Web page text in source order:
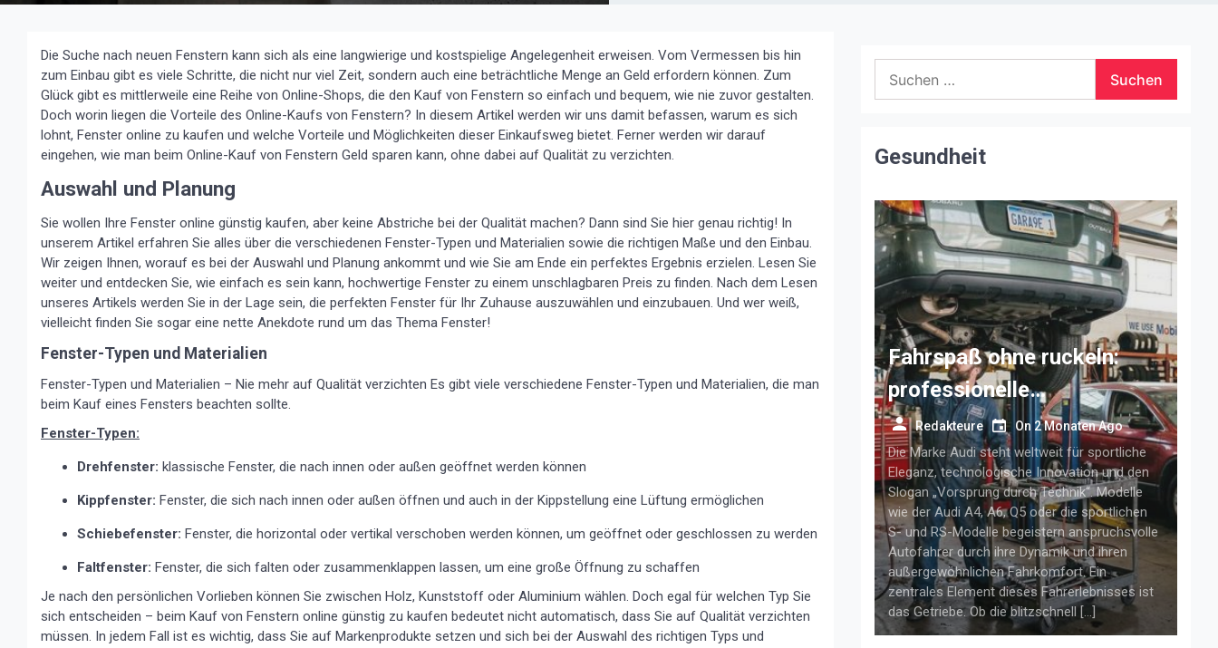
Die Suche nach neuen Fenstern kann sich als eine langwierige und kostspielige Angelegenheit erweisen. Vom Vermessen bis hin
zum Einbau gibt es viele Schritte, die nicht nur viel Zeit, sondern auch eine beträchtliche Menge an Geld erfordern können. Zum
Glück gibt es mittlerweile eine Reihe von Online-Shops, die den Kauf von Fenstern so einfach und bequem, wie nie zuvor gestalten.
Doch worin liegen die Vorteile des Online-Kaufs von Fenstern? In diesem Artikel werden wir uns damit befassen, warum es sich
lohnt, Fenster online zu kaufen und welche Vorteile und Möglichkeiten dieser Einkaufsweg bietet. Ferner werden wir darauf
eingehen, wie man beim Online-Kauf von Fenstern Geld sparen kann, ohne dabei auf Qualität zu verzichten.
Auswahl und Planung
Sie wollen Ihre Fenster online günstig kaufen, aber keine Abstriche bei der Qualität machen? Dann sind Sie hier genau richtig! In
unserem Artikel erfahren Sie alles über die verschiedenen Fenster-Typen und Materialien sowie die richtigen Maße und den Einbau.
Wir zeigen Ihnen, worauf es bei der Auswahl und Planung ankommt und wie Sie am Ende ein perfektes Ergebnis erzielen. Lesen Sie
weiter und entdecken Sie, wie einfach es sein kann, hochwertige Fenster zu einem unschlagbaren Preis zu finden. Nach dem Lesen
unseres Artikels werden Sie in der Lage sein, die perfekten Fenster für Ihr Zuhause auszuwählen und einzubauen. Und wer weiß,
vielleicht finden Sie sogar eine nette Anekdote rund um das Thema Fenster!
Fenster-Typen und Materialien
Fenster-Typen und Materialien – Nie mehr auf Qualität verzichten Es gibt viele verschiedene Fenster-Typen und Materialien, die man
beim Kauf eines Fensters beachten sollte.
Fenster-Typen:
Drehfenster: klassische Fenster, die nach innen oder außen geöffnet werden können
Kippfenster: Fenster, die sich nach innen oder außen öffnen und auch in der Kippstellung eine Lüftung ermöglichen
Schiebefenster: Fenster, die horizontal oder vertikal verschoben werden können, um geöffnet oder geschlossen zu werden
Faltfenster: Fenster, die sich falten oder zusammenklappen lassen, um eine große Öffnung zu schaffen
Je nach den persönlichen Vorlieben können Sie zwischen Holz, Kunststoff oder Aluminium wählen. Doch egal für welchen Typ Sie
sich entscheiden – beim Kauf von Fenstern online günstig zu kaufen bedeutet nicht automatisch, dass Sie auf Qualität verzichten
müssen. In jedem Fall ist es wichtig, dass Sie auf Markenprodukte setzen und sich bei der Auswahl des richtigen Typs und
nach:
Gesundheit
Fahrspaß ohne ruckeln:
professionelle
getriebelösungen für
anspruchsvolle audi-fahrer
Redakteure On 2 Monaten Ago
Die Marke Audi steht weltweit für sportliche
Eleganz, technologische Innovation und den
Slogan „Vorsprung durch Technik“. Modelle
wie der Audi A4, A6, Q5 oder die sportlichen
S- und RS-Modelle begeistern anspruchsvolle
Autofahrer durch ihre Dynamik und ihren
außergewöhnlichen Fahrkomfort. Ein
zentrales Element dieses Fahrerlebnisses ist
das Getriebe. Ob die blitzschnell […]